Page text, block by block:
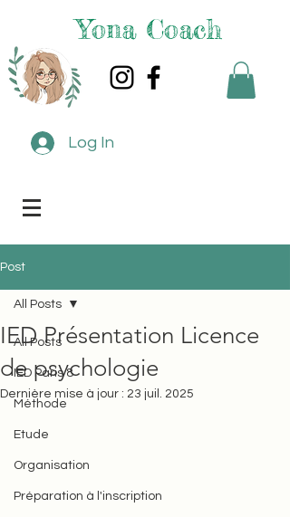
Yona Coach
Log In
Post
All Posts
IED Paris 8
Méthode
Etude
Organisation
Préparation à l'inscription
All Posts
IED Présentation Licence
de psychologie
Dernière mise à jour : 23 juil. 2025